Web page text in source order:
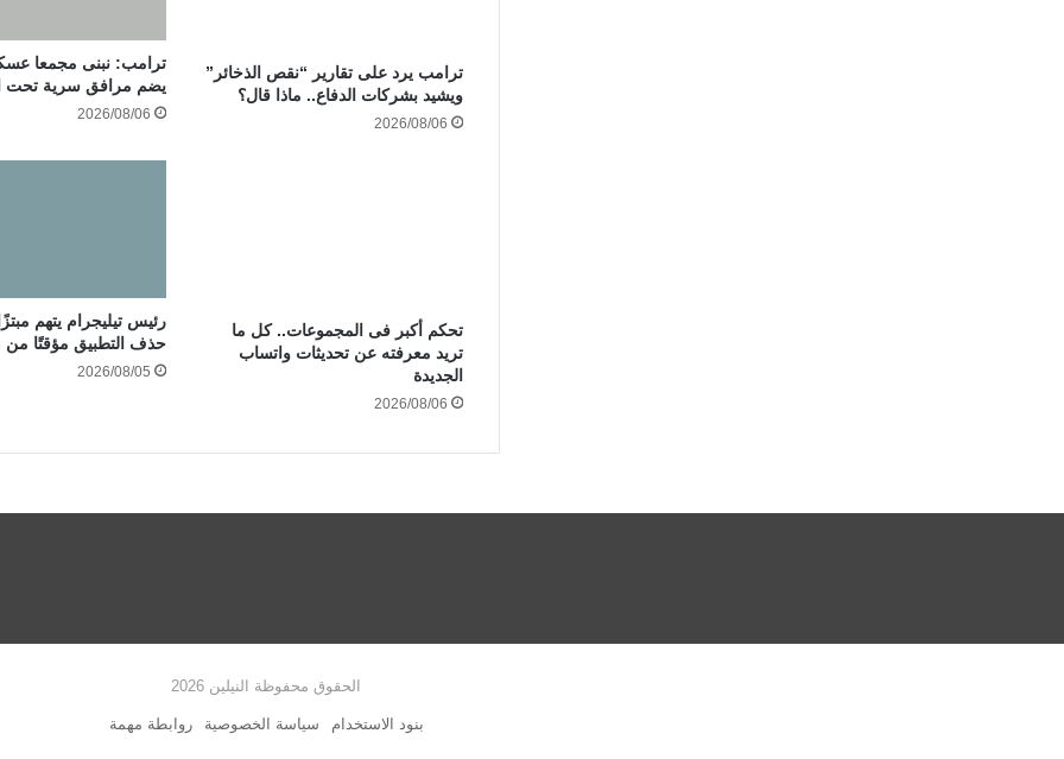
ترامب يرد على تقارير “نقص الذخائر”
ويشيد بشركات الدفاع.. ماذا قال؟
2026/08/06
ترامب: نبنى مجمعا
يضم مرافق سرية تحت
2026/08/06
تحكم أكبر فى المجموعات.. كل ما
تريد معرفته عن تحديثات واتساب
الجديدة
2026/08/06
رئيس تيليجرام يتهم
حذف التطبيق مؤقتًا من
2026/08/05
الحقوق محفوظة النيلين 2026
بنود الاستخدام سياسة الخصوصية روابطة مهمة